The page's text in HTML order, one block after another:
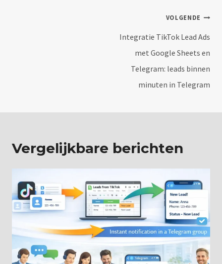
VOLGENDE
Integratie TikTok Lead Ads
met Google Sheets en
Telegram: leads binnen
minuten in Telegram
Vergelijkbare berichten